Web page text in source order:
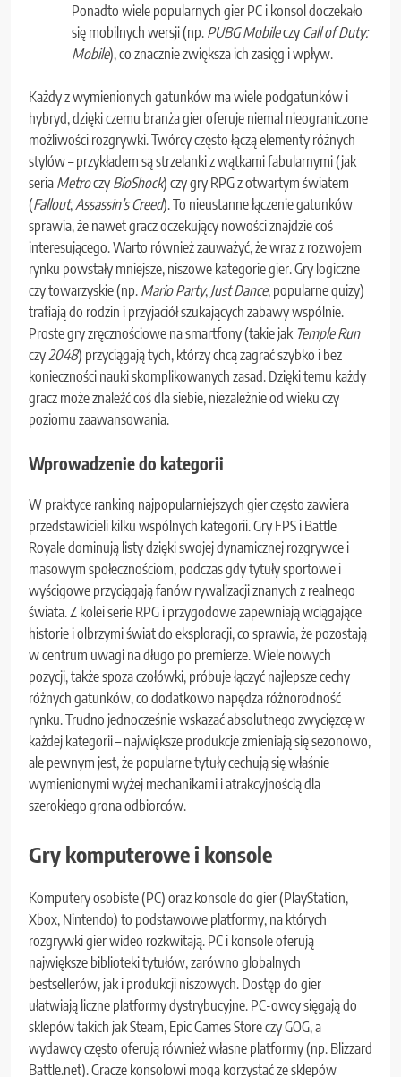
Ponadto wiele popularnych gier PC i konsol doczekało
się mobilnych wersji (np. PUBG Mobileczy Call of Duty:
Mobile), co znacznie zwiększa ich zasięg i wpływ.
Każdy z wymienionych gatunków ma wiele podgatunków i
hybryd, dzięki czemu branża gier oferuje niemal nieograniczone
możliwości rozgrywki. Twórcy często łączą elementy różnych
stylów – przykładem są strzelanki z wątkami fabularnymi (jak
seria Metroczy BioShock) czy gry RPG z otwartym światem
(Fallout, Assassin’s Creed). To nieustanne łączenie gatunków
sprawia, że nawet gracz oczekujący nowości znajdzie coś
interesującego. Warto również zauważyć, że wraz z rozwojem
rynku powstały mniejsze, niszowe kategorie gier. Gry logiczne
czy towarzyskie (np. Mario Party, Just Dance, popularne quizy)
trafiają do rodzin i przyjaciół szukających zabawy wspólnie.
Proste gry zręcznościowe na smartfony (takie jak Temple Run
czy 2048) przyciągają tych, którzy chcą zagrać szybko i bez
konieczności nauki skomplikowanych zasad. Dzięki temu każdy
gracz może znaleźć coś dla siebie, niezależnie od wieku czy
poziomu zaawansowania.
Wprowadzenie do kategorii
W praktyce ranking najpopularniejszych gier często zawiera
przedstawicieli kilku wspólnych kategorii. Gry FPS i Battle
Royale dominują listy dzięki swojej dynamicznej rozgrywce i
masowym społecznościom, podczas gdy tytuły sportowe i
wyścigowe przyciągają fanów rywalizacji znanych z realnego
świata. Z kolei serie RPG i przygodowe zapewniają wciągające
historie i olbrzymi świat do eksploracji, co sprawia, że pozostają
w centrum uwagi na długo po premierze. Wiele nowych
pozycji, także spoza czołówki, próbuje łączyć najlepsze cechy
różnych gatunków, co dodatkowo napędza różnorodność
rynku. Trudno jednocześnie wskazać absolutnego zwycięzcę w
każdej kategorii – największe produkcje zmieniają się sezonowo,
ale pewnym jest, że popularne tytuły cechują się właśnie
wymienionymi wyżej mechanikami i atrakcyjnością dla
szerokiego grona odbiorców.
Gry komputerowe i konsole
Komputery osobiste (PC) oraz konsole do gier (PlayStation,
Xbox, Nintendo) to podstawowe platformy, na których
rozgrywki gier wideo rozkwitają. PC i konsole oferują
największe biblioteki tytułów, zarówno globalnych
bestsellerów, jak i produkcji niszowych. Dostęp do gier
ułatwiają liczne platformy dystrybucyjne. PC-owcy sięgają do
sklepów takich jak Steam, Epic Games Store czy GOG, a
wydawcy często oferują również własne platformy (np. Blizzard
Battle.net). Gracze konsolowi mogą korzystać ze sklepów